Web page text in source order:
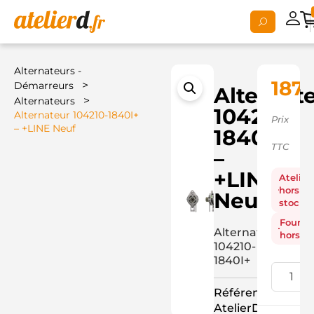
Alternateurs -
Démarreurs
>
Alternateurs >
Alternateur 104210-1840I+
– +LINE Neuf
104210-
1840I+
–
+LINE
Neuf
Alternateur
104210-
1840I+
Référence
AtelierD
Prix
TTC
Atelier
hors
stock
hors